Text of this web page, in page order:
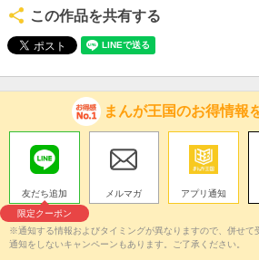
この作品を共有する
まんが王国のお得情報
友だち追加
限定クーポン
メルマガ アプリ通知
※通知する情報およびタイミングが異なりますので、併せ
通知をしないキャンペーンもあります。ご了承ください。